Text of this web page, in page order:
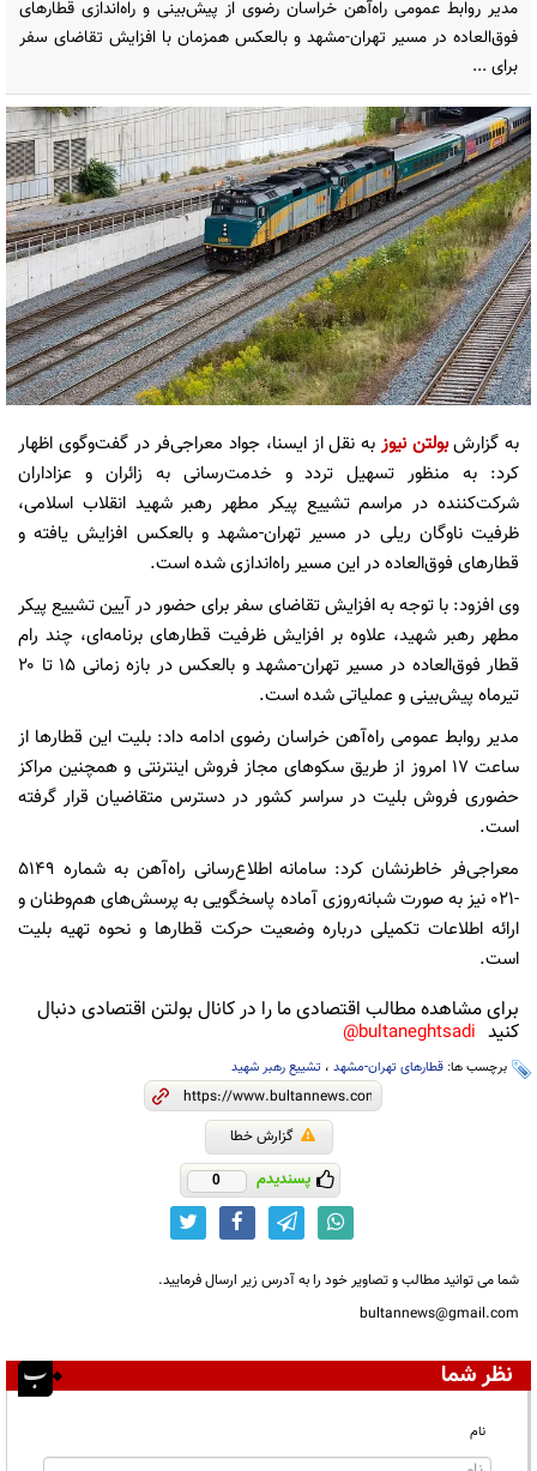
مدیر روابط عمومی راه‌آهن خراسان رضوی از پیش‌بینی و راه‌اندازی قطارهای
فوق‌العاده در مسیر تهران-مشهد و بالعکس همزمان با افزایش تقاضای سفر
برای ...
به گزارشبولتن نیوز به نقل از ایسنا، جواد معراجی‌فر در گفت‌وگوی اظهار
کرد: به منظور تسهیل تردد و خدمت‌رسانی به زائران و عزاداران
شرکت‌کننده در مراسم تشییع پیکر مطهر رهبر شهید انقلاب اسلامی،
ظرفیت ناوگان ریلی در مسیر تهران-مشهد و بالعکس افزایش یافته و
قطارهای فوق‌العاده در این مسیر راه‌اندازی شده است.
وی افزود: با توجه به افزایش تقاضای سفر برای حضور در آیین تشییع پیکر
مطهر رهبر شهید، علاوه بر افزایش ظرفیت قطارهای برنامه‌ای، چند رام
قطار فوق‌العاده در مسیر تهران-مشهد و بالعکس در بازه زمانی ۱۵ تا ۲۰
تیرماه پیش‌بینی و عملیاتی شده است.
مدیر روابط عمومی راه‌آهن خراسان رضوی ادامه داد: بلیت این قطارها از
ساعت ۱۷ امروز از طریق سکوهای مجاز فروش اینترنتی و همچنین مراکز
حضوری فروش بلیت در سراسر کشور در دسترس متقاضیان قرار گرفته
است.
معراجی‌فر خاطرنشان کرد: سامانه اطلاع‌رسانی راه‌آهن به شماره ۵۱۴۹
-۰۲۱ نیز به صورت شبانه‌روزی آماده پاسخگویی به پرسش‌های هم‌وطنان و
ارائه اطلاعات تکمیلی درباره وضعیت حرکت قطارها و نحوه تهیه بلیت
است.
برای مشاهده مطالب اقتصادی ما را در کانال بولتن اقتصادی دنبال
کنید bultaneghtsadi@
برچسب ها: قطارهای تهران-مشهد ، تشییع رهبر شهید
گزارش خطا
پسندیدم 0
شما می توانید مطالب و تصاویر خود را به آدرس زیر ارسال فرمایید.
bultannews@gmail.com
نظر شما
نام